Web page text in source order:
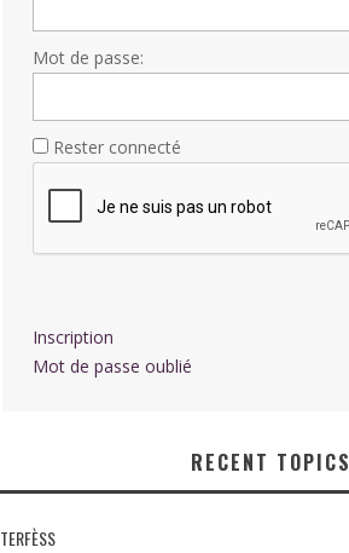
Mot de passe:
Rester connecté
Inscription
Mot de passe oublié
RECENT TOPICS
TERFÈSS